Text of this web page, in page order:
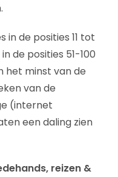
in de posities 11 tot
de posities 51-100
het minst van de
van de
(internet
een daling zien
reizen &